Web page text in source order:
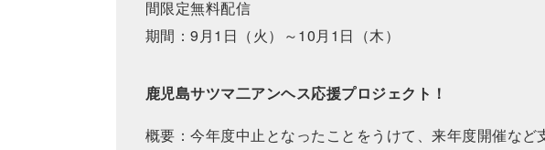
間限定無料配信
期間：9月1日（火）～10月1日（木）
鹿児島サツマ二アンヘス応援プロジェクト！
概要：今年度中止となったことをうけて、来年度開催など